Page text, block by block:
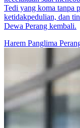
Tedi yang koma tanpa
ketidakpedulian, dan
Dewa Perang kembali.
Harem Panglima